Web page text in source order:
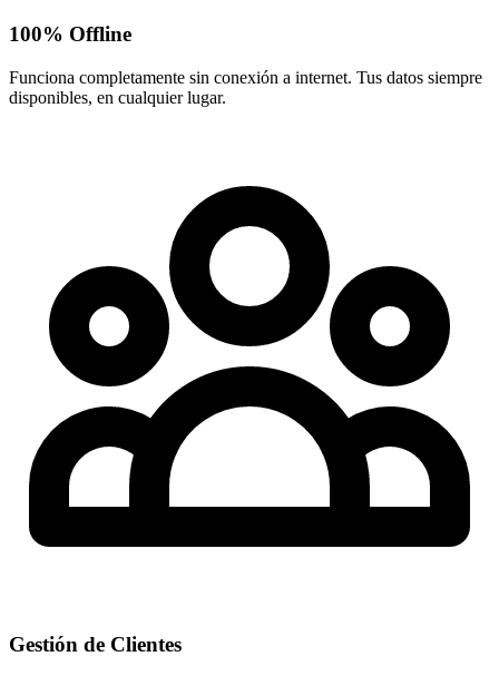
100% Offline
Funciona completamente sin conexión a internet. Tus datos siempre
disponibles, en cualquier lugar.
Gestión de Clientes